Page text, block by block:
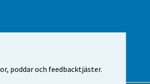
poddar och feedbacktjäster.